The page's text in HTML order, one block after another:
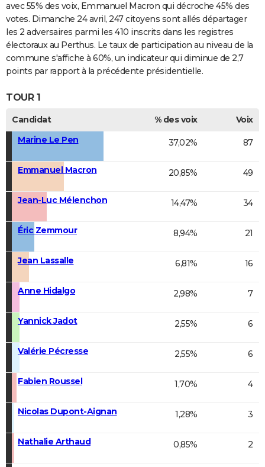
avec 55% des voix, Emmanuel Macron qui décroche 45% des
votes. Dimanche 24 avril, 247 citoyens sont allés départager
les 2 adversaires parmi les 410 inscrits dans les registres
électoraux au Perthus. Le taux de participation au niveau de la
commune s'affiche à 60%, un indicateur qui diminue de 2,7
points par rapport à la précédente présidentielle.
TOUR 1
Candidat % des voix
Voix
Marine Le Pen
37,02% 87
Emmanuel Macron 20,85% 49
Jean-Luc Mélenchon 14,47% 34
Éric Zemmour 8,94% 21
Jean Lassalle 6,81% 16
Anne Hidalgo 2,98% 7
Yannick Jadot 2,55% 6
Valérie Pécresse 2,55% 6
Fabien Roussel 1,70% 4
Nicolas Dupont-Aignan 1,28% 3
Nathalie Arthaud 0,85% 2